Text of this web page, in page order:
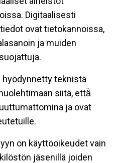
Digitaalisesti
ovat tietokannoissa,
ja muiden
teknistä
siitä, että̈
ja ovat
on käyttöoikeudet vain
jäsenillä joiden